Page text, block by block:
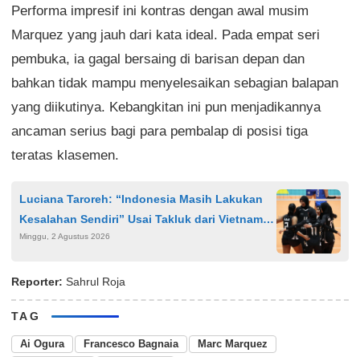
Performa impresif ini kontras dengan awal musim
Marquez yang jauh dari kata ideal. Pada empat seri
pembuka, ia gagal bersaing di barisan depan dan
bahkan tidak mampu menyelesaikan sebagian balapan
yang diikutinya. Kebangkitan ini pun menjadikannya
ancaman serius bagi para pembalap di posisi tiga
teratas klasemen.
Luciana Taroreh: “Indonesia Masih Lakukan
Kesalahan Sendiri” Usai Takluk dari Vietnam di
SEA V Cup 2026
Minggu, 2 Agustus 2026
Reporter: Sahrul Roja
TAG
Ai Ogura Francesco Bagnaia
Marc Marquez